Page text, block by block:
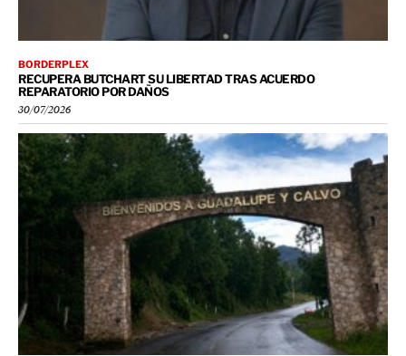
BORDERPLEX
RECUPERA BUTCHART SU LIBERTAD TRAS ACUERDO
REPARATORIO POR DAÑOS
30/07/2026